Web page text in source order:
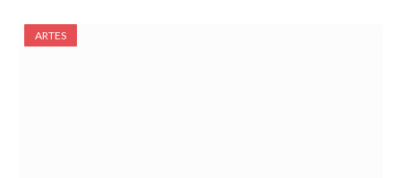
ARTES